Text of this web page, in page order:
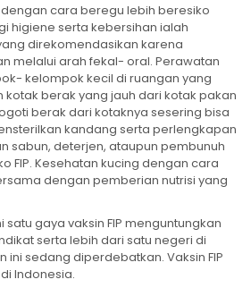
cara beregu lebih beresiko
higiene serta kebersihan ialah
direkomendasikan karena
melalui arah fekal- oral. Perawatan
kelompok kecil di ruangan yang
berak yang jauh dari kotak pakan
berak dari kotaknya sesering bisa
kandang serta perlengkapan
sabun, deterjen, ataupun pembunuh
FIP. Kesehatan kucing dengan cara
dengan pemberian nutrisi yang
satu gaya vaksin FIP menguntungkan
serta lebih dari satu negeri di
ini sedang diperdebatkan. Vaksin FIP
Indonesia.